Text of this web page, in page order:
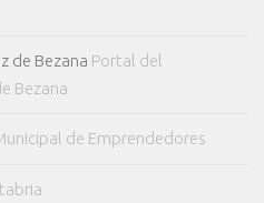
de Bezana Portal del
Bezana
de Emprendedores